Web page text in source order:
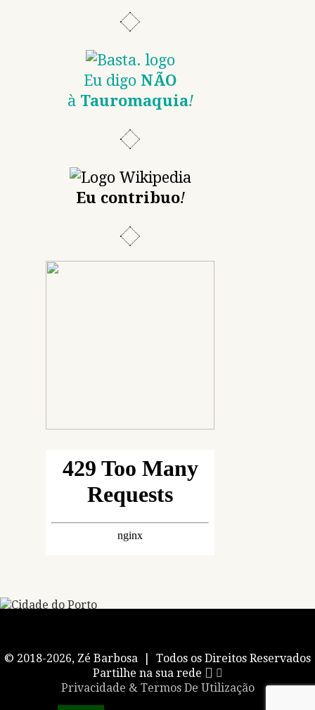
Eu digo NÃO
à Tauromaquia!
Eu contribuo!
© 2018-2026, Zé Barbosa | Todos os Direitos Reservados
Partilhe na sua rede
Privacidade & Termos De Utilização